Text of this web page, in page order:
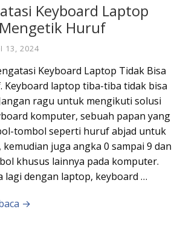
Keyboard Laptop
Huruf
13, 2024
Keyboard Laptop Tidak Bisa
Keyboard laptop tiba-tiba tidak bisa
ragu untuk mengikuti solusi
komputer, sebuah papan yang
tombol seperti huruf abjad untuk
juga angka 0 sampai 9 dan
khusus lainnya pada komputer.
lagi dengan laptop, keyboard …
→